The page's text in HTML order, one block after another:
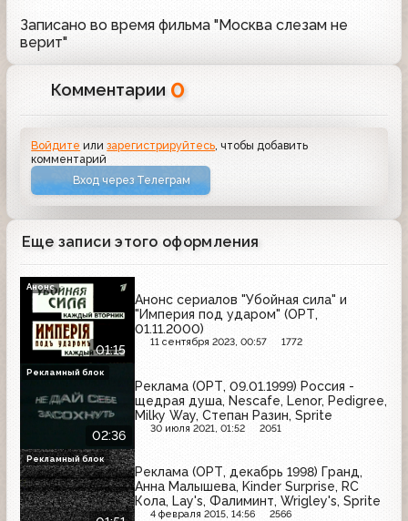
Записано во время фильма "Москва слезам не
верит"
Комментарии 0
Войдите илизарегистрируйтесь , чтобы добавить
комментарий
Вход через Телеграм
Еще записи этого оформления
01:15
Анонс сериалов "Убойная сила" и
"Империя под ударом" (ОРТ,
01.11.2000)
11 сентября 2023, 00:57 1772
Анонс
02:36
Реклама (ОРТ, 09.01.1999) Россия -
щедрая душа, Nescafe, Lenor, Pedigree,
Milky Way, Степан Разин, Sprite
30 июля 2021, 01:52 2051
Рекламный блок
Реклама (ОРТ, декабрь 1998) Гранд,
Анна Малышева, Kinder Surprise, RC
Кола, Lay's, Фалиминт, Wrigley's, Sprite
4 февраля 2015, 14:56 2566
Рекламный блок